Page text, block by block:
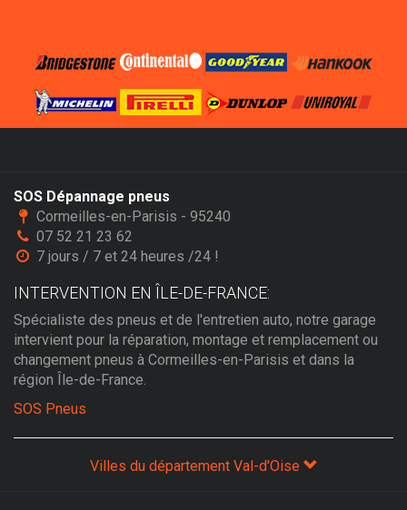
SOS Dépannage pneus
Cormeilles-en-Parisis - 95240
07 52 21 23 62
7 jours / 7 et 24 heures /24 !
INTERVENTION EN ÎLE-DE-FRANCE:
Spécialiste des pneus et de l'entretien auto, notre garage
intervient pour la réparation, montage et remplacement ou
changement pneus à Cormeilles-en-Parisis et dans la
région Île-de-France.
SOS Pneus
Villes du département Val-d'Oise